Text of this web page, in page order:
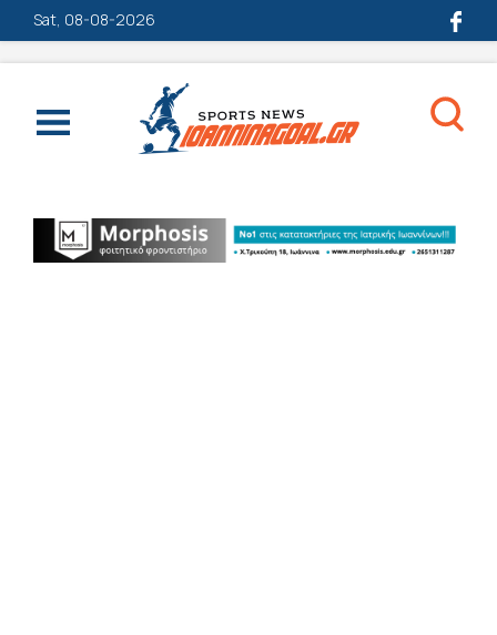
Sat, 08-08-2026